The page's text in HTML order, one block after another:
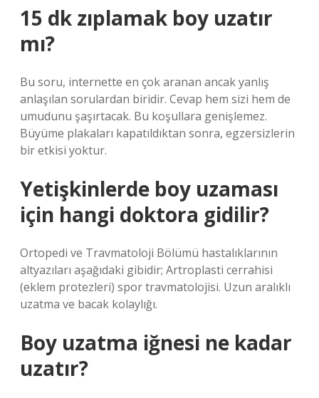
15 dk zıplamak boy uzatır
mı?
Bu soru, internette en çok aranan ancak yanlış
anlaşılan sorulardan biridir. Cevap hem sizi hem de
umudunu şaşırtacak. Bu koşullara genişlemez.
Büyüme plakaları kapatıldıktan sonra, egzersizlerin
bir etkisi yoktur.
Yetişkinlerde boy uzaması
için hangi doktora gidilir?
Ortopedi ve Travmatoloji Bölümü hastalıklarının
altyazıları aşağıdaki gibidir; Artroplasti cerrahisi
(eklem protezleri) spor travmatolojisi. Uzun aralıklı
uzatma ve bacak kolaylığı.
Boy uzatma iğnesi ne kadar
uzatır?